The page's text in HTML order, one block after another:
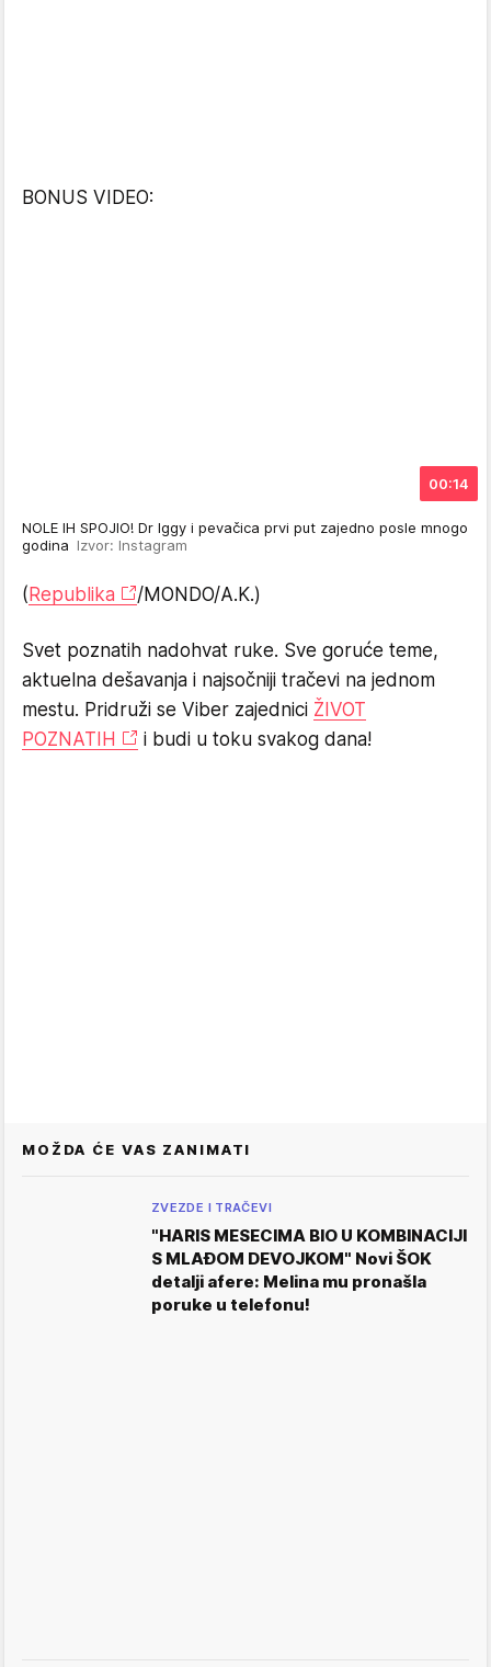
BONUS VIDEO:
00:14
NOLE IH SPOJIO! Dr Iggy i pevačica prvi put zajedno posle mnogo
godina Izvor: Instagram
( Republika /MONDO/A.K.)
Svet poznatih nadohvat ruke. Sve goruće teme,
aktuelna dešavanja i najsočniji tračevi na jednom
mestu. Pridruži se Viber zajednici ŽIVOT
POZNATIH
i budi u toku svakog dana!
MOŽDA ĆE VAS ZANIMATI
ZVEZDE I TRAČEVI
"HARIS MESECIMA BIO U KOMBINACIJI
S MLAĐOM DEVOJKOM" Novi ŠOK
detalji afere: Melina mu pronašla
poruke u telefonu!